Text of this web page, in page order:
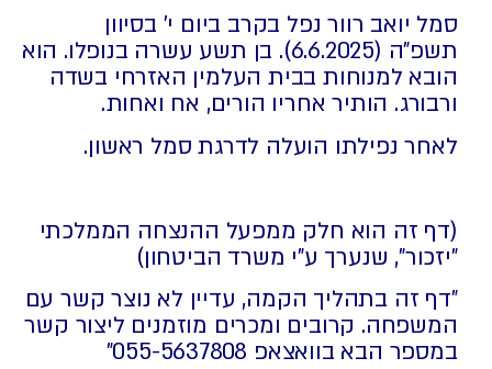
סמל יואב רוור נפל בקרב ביום י' בסיוון
תשפ"ה (6.6.2025). בן תשע עשרה בנופלו. הוא
הובא למנוחות בבית העלמין האזרחי בשדה
ורבורג. הותיר אחריו הורים, אח ואחות.
לאחר נפילתו הועלה לדרגת סמל ראשון.
(דף זה הוא חלק ממפעל ההנצחה הממלכתי
"יזכור", שנערך ע"י משרד הביטחון)
"דף זה בתהליך הקמה, עדיין לא נוצר קשר עם
המשפחה. קרובים ומכרים מוזמנים ליצור קשר
במספר הבא בוואצאפ 055-5637808⁩"